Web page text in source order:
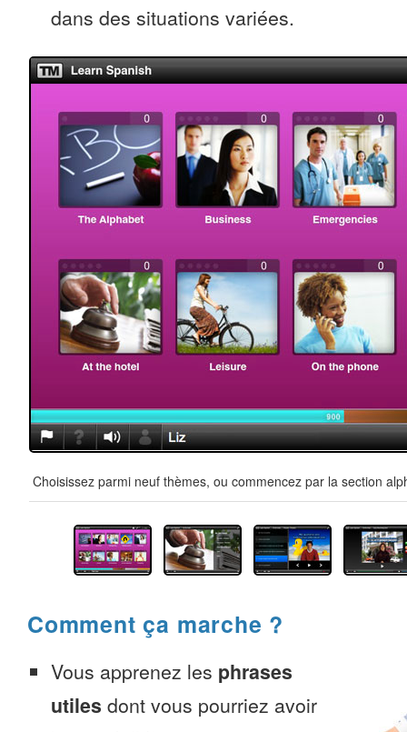
dans des situations variées.
Choisissez parmi neuf thèmes, ou commencez par la section
Comment ça marche ?
Vous apprenez les phrases
utiles dont vous pourriez avoir